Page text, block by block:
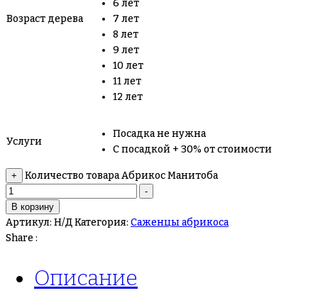
Возраст дерева
6 лет
7 лет
8 лет
9 лет
10 лет
11 лет
12 лет
Услуги
Посадка не нужна
С посадкой + 30% от стоимости
+ Количество товара Абрикос Манитоба
-
В корзину
Артикул: Н/ДКатегория: Саженцы абрикоса
Share :
Описание